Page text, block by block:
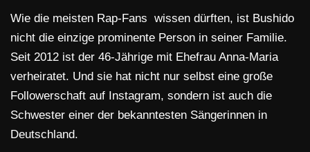
Wie die meisten Rap-Fans wissen dürften, ist Bushido
nicht die einzige prominente Person in seiner Familie.
Seit 2012 ist der 46-Jährige mit Ehefrau Anna-Maria
verheiratet. Und sie hat nicht nur selbst eine große
Followerschaft auf Instagram, sondern ist auch die
Schwester einer der bekanntesten Sängerinnen in
Deutschland.